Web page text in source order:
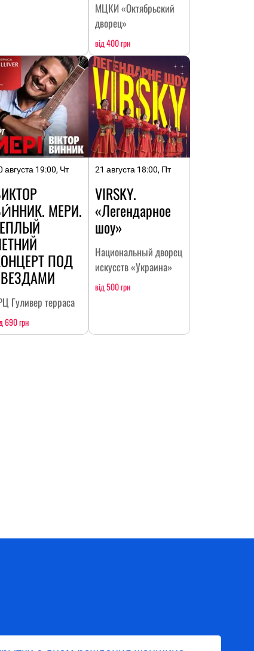
МЦКИ «Октябрьский
дворец»
від 400 грн
августа 19:00, Чт
МЕРИ.
ПОД
Гуливер терраса
690 грн
21 августа 18:00, Пт
VIRSKY.
«Легендарное
шоу»
Национальный дворец
искусств «Украина»
від 500 грн